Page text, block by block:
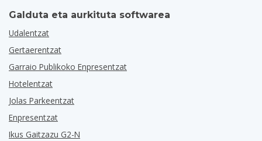
Galduta eta aurkituta softwarea
Udalentzat
Gertaerentzat
Garraio Publikoko Enpresentzat
Hotelentzat
Jolas Parkeentzat
Enpresentzat
Ikus Gaitzazu G2-N